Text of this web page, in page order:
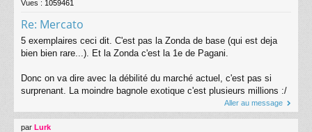
Vues : 1059461
Re: Mercato
5 exemplaires ceci dit. C'est pas la Zonda de base (qui est deja
bien bien rare...). Et la Zonda c'est la 1e de Pagani.
Donc on va dire avec la débilité du marché actuel, c'est pas si
surprenant. La moindre bagnole exotique c'est plusieurs millions :/
Aller au message
par Lurk